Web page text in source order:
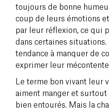
toujours de bonne
coup de leurs émotions
par leur réflexion, ce qui
dans certaines
tendance à manquer de
exprimer leur
Le terme bon vivant leur
aiment manger et surtout
bien entourés. Mais la